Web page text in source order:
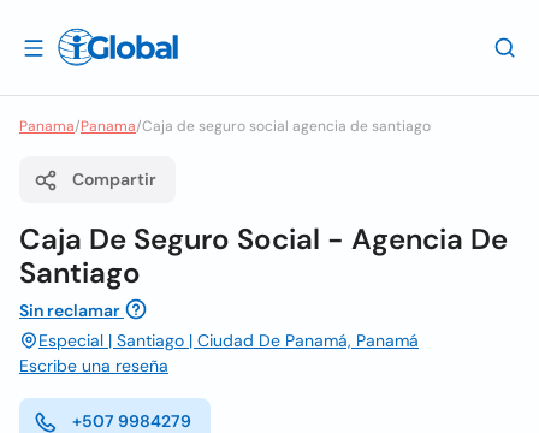
Panama/Panama/Caja de seguro social agencia de santiago
Compartir
Caja De Seguro Social - Agencia De
Santiago
Sin reclamar
Especial | Santiago | Ciudad De Panamá, Panamá
Escribe una reseña
+507 9984279